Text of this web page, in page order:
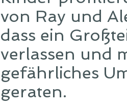
von Ray und
dass ein
verlassen und
gefährliches
geraten.